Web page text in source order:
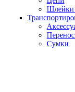
Шлейки
Сумки